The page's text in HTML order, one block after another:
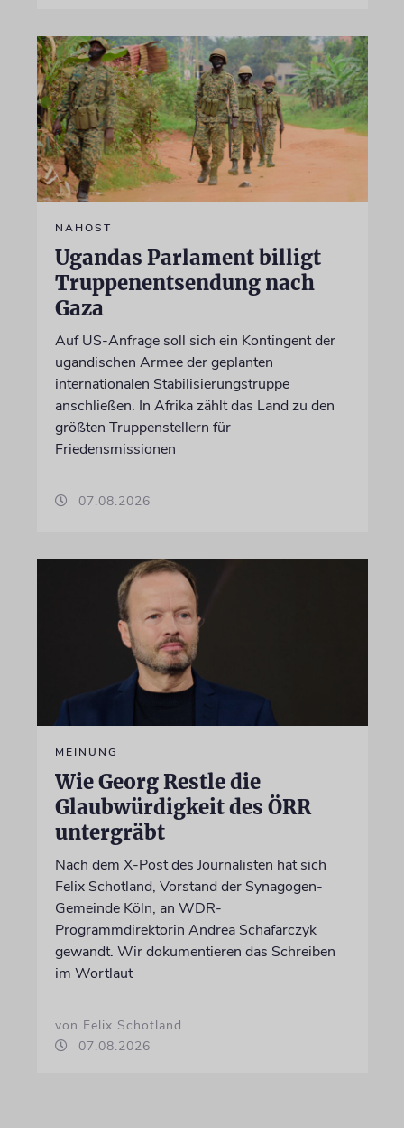
NAHOST
Ugandas Parlament billigt
Truppenentsendung nach
Gaza
Auf US-Anfrage soll sich ein Kontingent der
ugandischen Armee der geplanten
internationalen Stabilisierungstruppe
anschließen. In Afrika zählt das Land zu den
größten Truppenstellern für
Friedensmissionen
07.08.2026
MEINUNG
Wie Georg Restle die
Glaubwürdigkeit des ÖRR
untergräbt
Nach dem X-Post des Journalisten hat sich
Felix Schotland, Vorstand der Synagogen-
Gemeinde Köln, an WDR-
Programmdirektorin Andrea Schafarczyk
gewandt. Wir dokumentieren das Schreiben
im Wortlaut
von Felix Schotland
07.08.2026